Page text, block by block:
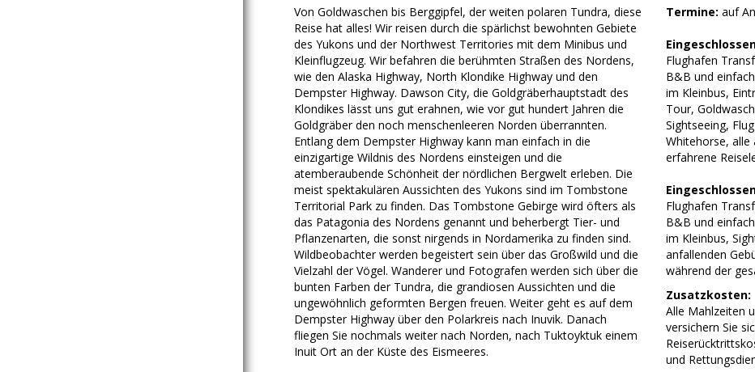
Von Goldwaschen bis Berggipfel, der weiten polaren Tundra, diese
Reise hat alles! Wir reisen durch die spärlichst bewohnten Gebiete
des Yukons und der Northwest Territories mit dem Minibus und
Kleinflugzeug. Wir befahren die berühmten Straßen des Nordens,
wie den Alaska Highway, North Klondike Highway und den
Dempster Highway. Dawson City, die Goldgräberhauptstadt des
Klondikes lässt uns gut erahnen, wie vor gut hundert Jahren die
Goldgräber den noch menschenleeren Norden überrannten.
Entlang dem Dempster Highway kann man einfach in die
einzigartige Wildnis des Nordens einsteigen und die
atemberaubende Schönheit der nördlichen Bergwelt erleben. Die
meist spektakulären Aussichten des Yukons sind im Tombstone
Territorial Park zu finden. Das Tombstone Gebirge wird öfters als
das Patagonia des Nordens genannt und beherbergt Tier- und
Pflanzenarten, die sonst nirgends in Nordamerika zu finden sind.
Wildbeobachter werden begeistert sein über das Großwild und die
Vielzahl der Vögel. Wanderer und Fotografen werden sich über die
bunten Farben der Tundra, die grandiosen Aussichten und die
ungewöhnlich geformten Bergen freuen. Weiter geht es auf dem
Dempster Highway über den Polarkreis nach Inuvik. Danach
fliegen Sie nochmals weiter nach Norden, nach Tuktoyktuk einem
Inuit Ort an der Küste des Eismeeres.
Termine: auf
Flughafen
B&B und
im Kleinbus,
Tour,
Sightseeing,
Whitehorse, alle
erfahrene
Flughafen
B&B und
im Kleinbus,
anfallenden
während der
Zusatzkosten:
Alle Mahlzeiten
versichern Sie
und